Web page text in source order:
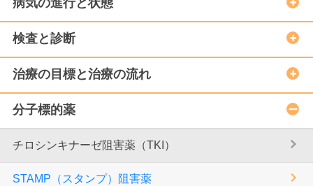
病気の進行と状態
検査と診断
治療の目標と治療の流れ
分子標的薬
チロシンキナーゼ阻害薬（TKI）
STAMP（スタンプ）阻害薬